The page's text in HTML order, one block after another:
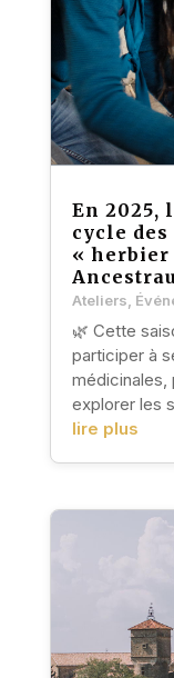
En 2025,
cycle
« herbier
Ateliers
🌿 Cette
participer à
médicinales,
explorer les
lire plus